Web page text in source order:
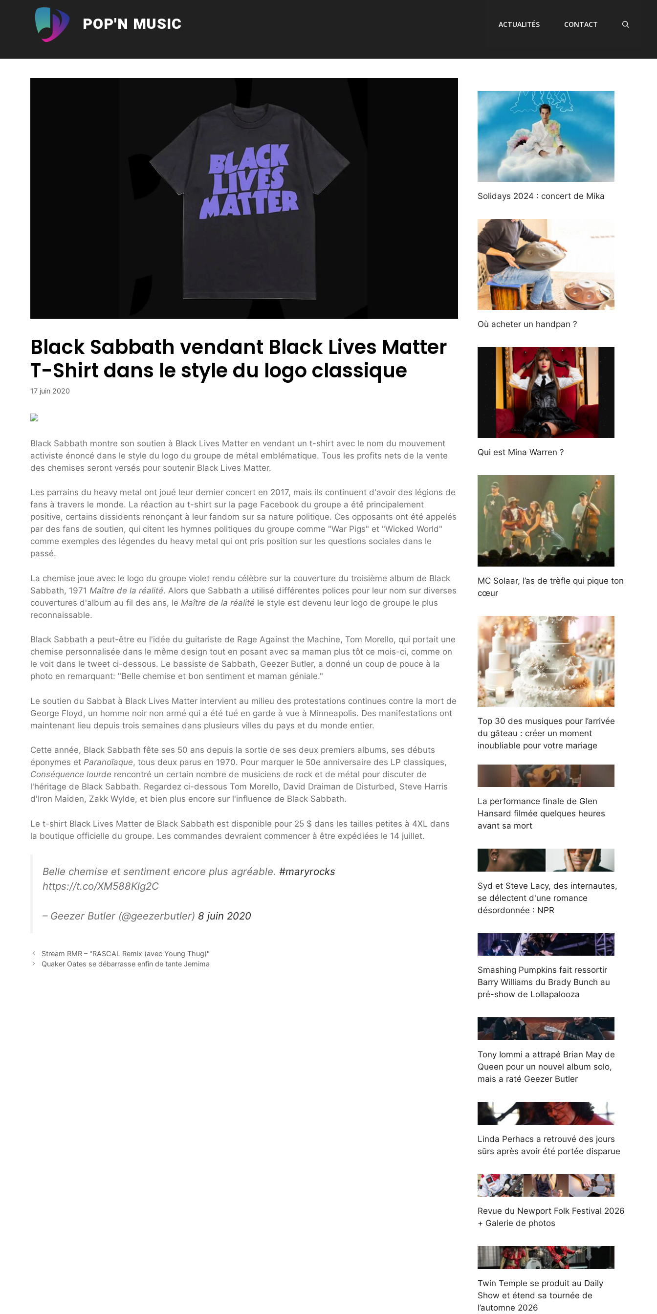
POP'N MUSIC ACTUALITÉS CONTACT
Black Sabbath vendant Black Lives Matter
T-Shirt dans le style du logo classique
17 juin 2020
Black Sabbath montre son soutien à Black Lives Matter en vendant un t-shirt avec le nom du mouvement
activiste énoncé dans le style du logo du groupe de métal emblématique. Tous les profits nets de la vente
des chemises seront versés pour soutenir Black Lives Matter.
Les parrains du heavy metal ont joué leur dernier concert en 2017, mais ils continuent d'avoir des légions de
fans à travers le monde. La réaction au t-shirt sur la page Facebook du groupe a été principalement
positive, certains dissidents renonçant à leur fandom sur sa nature politique. Ces opposants ont été appelés
par des fans de soutien, qui citent les hymnes politiques du groupe comme "War Pigs" et "Wicked World"
comme exemples des légendes du heavy metal qui ont pris position sur les questions sociales dans le
passé.
La chemise joue avec le logo du groupe violet rendu célèbre sur la couverture du troisième album de Black
Sabbath, 1971 Maître de la réalité. Alors que Sabbath a utilisé différentes polices pour leur nom sur diverses
couvertures d'album au fil des ans, le Maître de la réalité le style est devenu leur logo de groupe le plus
reconnaissable.
Black Sabbath a peut-être eu l'idée du guitariste de Rage Against the Machine, Tom Morello, qui portait une
chemise personnalisée dans le même design tout en posant avec sa maman plus tôt ce mois-ci, comme on
le voit dans le tweet ci-dessous. Le bassiste de Sabbath, Geezer Butler, a donné un coup de pouce à la
photo en remarquant: "Belle chemise et bon sentiment et maman géniale."
Le soutien du Sabbat à Black Lives Matter intervient au milieu des protestations continues contre la mort de
George Floyd, un homme noir non armé qui a été tué en garde à vue à Minneapolis. Des manifestations ont
maintenant lieu depuis trois semaines dans plusieurs villes du pays et du monde entier.
Cette année, Black Sabbath fête ses 50 ans depuis la sortie de ses deux premiers albums, ses débuts
éponymes et Paranoïaque, tous deux parus en 1970. Pour marquer le 50e anniversaire des LP classiques,
Conséquence lourde rencontré un certain nombre de musiciens de rock et de métal pour discuter de
l'héritage de Black Sabbath. Regardez ci-dessous Tom Morello, David Draiman de Disturbed, Steve Harris
d'Iron Maiden, Zakk Wylde, et bien plus encore sur l'influence de Black Sabbath.
Le t-shirt Black Lives Matter de Black Sabbath est disponible pour 25 $ dans les tailles petites à 4XL dans
la boutique officielle du groupe. Les commandes devraient commencer à être expédiées le 14 juillet.
Belle chemise et sentiment encore plus agréable. #maryrocks
https://t.co/XM588Klg2C
– Geezer Butler (@geezerbutler) 8 juin 2020
Stream RMR – "RASCAL Remix (avec Young Thug)"
Quaker Oates se débarrasse enfin de tante Jemima
Solidays 2024 : concert de Mika
Où acheter un handpan ?
Qui est Mina Warren ?
MC Solaar, l’as de trèfle qui pique ton
cœur
Top 30 des musiques pour l’arrivée
du gâteau : créer un moment
inoubliable pour votre mariage
La performance finale de Glen
Hansard filmée quelques heures
avant sa mort
Syd et Steve Lacy, des internautes,
se délectent d'une romance
désordonnée : NPR
Smashing Pumpkins fait ressortir
Barry Williams du Brady Bunch au
pré-show de Lollapalooza
Tony Iommi a attrapé Brian May de
Queen pour un nouvel album solo,
mais a raté Geezer Butler
Linda Perhacs a retrouvé des jours
sûrs après avoir été portée disparue
Revue du Newport Folk Festival 2026
+ Galerie de photos
Twin Temple se produit au Daily
Show et étend sa tournée de
l’automne 2026